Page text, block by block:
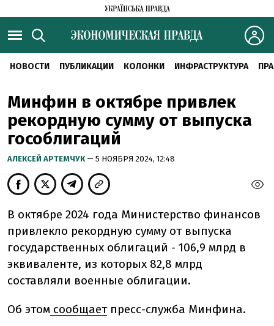
НОВОСТИ ПУБЛИКАЦИИ КОЛОНКИ ИНФРАСТРУКТУРА
Минфин в октябре привлек
рекордную сумму от выпуска
гособлигаций
АЛЕКСЕЙ АРТЕМЧУК — 5 НОЯБРЯ 2024, 12:48
В октябре 2024 года Министерство финансов
привлекло рекордную сумму от выпуска
государственных облигаций - 106,9 млрд в
эквиваленте, из которых 82,8 млрд
составляли военные облигации.
Об этом сообщаетпресс-служба Минфина.